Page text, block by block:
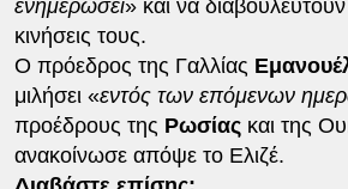
ενημερώσει» και να διαβουλευτούν
κινήσεις τους.
Ο πρόεδρος της Γαλλίας
μιλήσει «εντός των επόμενων
προέδρους της Ρωσίαςκαι της Ου
ανακοίνωσε απόψε το Ελιζέ.